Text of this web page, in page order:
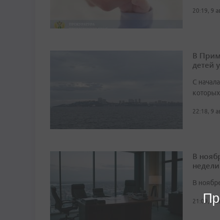
20:19, 9
В
детей
С
22:18, 9
В
недели
В
21:09, 9